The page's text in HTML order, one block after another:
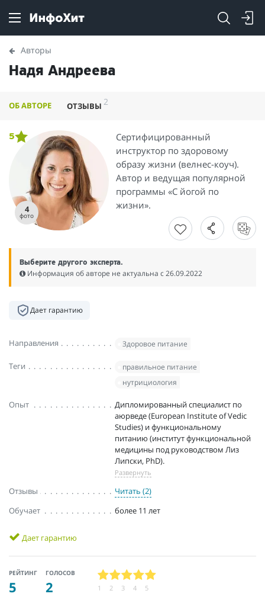
Авторы
Надя Андреева
ОБ АВТОРЕ ОТЗЫВЫ 2
4
фото
5
Сертифицированный
инструктор по здоровому
образу жизни (велнес-коуч).
Автор и ведущая популярной
программы «С йогой по
жизни».
Выберите другого эксперта.
Информация об авторе не актуальна c 26.09.2022
Дает гарантию
Направления Здоровое питание
Теги
правильное питание
нутрициология
Опыт
Дипломированный специалист по
аюрведе (European Institute of Vedic
Studies) и функциональному
питанию (институт функциональной
медицины под руководством Лиз
Липски, PhD).
Развернуть
Отзывы
Читать (2)
Обучает
более 11 лет
Дает гарантию
РЕЙТИНГ
5
ГОЛОСОВ
2 1 2 3 4 5